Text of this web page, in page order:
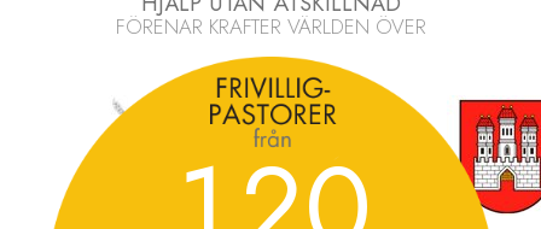
FÖRENAR KRAFTER VÄRLDEN ÖVER